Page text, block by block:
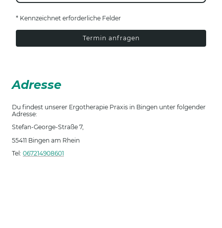
* Kennzeichnet erforderliche Felder
Termin anfragen
Adresse
Du findest unserer Ergotherapie Praxis in Bingen unter folgender
Adresse:
Stefan-George-Straße 7,
55411 Bingen am Rhein
Tel: 067214908601